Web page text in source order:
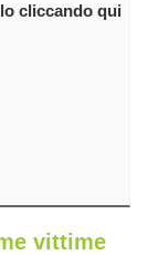
cliccando qui
vittime